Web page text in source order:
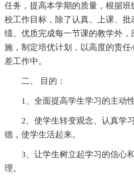
任务，提高本学期的质量，根据
校工作目标，除了认真、上课、
绩、优质完成每一节课的教学外
施，制定培优计划，以高度的责
差工作中。
二、 目的：
1、全面提高学生学习的主动
2、使学生转变观念、认真学
德，使学生活起来。
3、让学生树立起学习的信心
理。